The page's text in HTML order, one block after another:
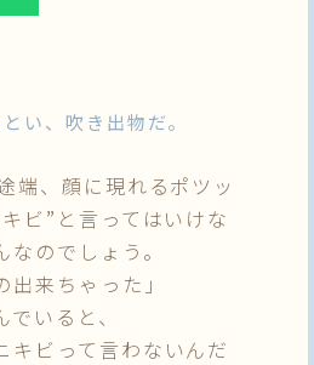
い、吹き出物だ。
端、顔に現れるポツッ
ビ”と言ってはいけな
のでしょう。
出来ちゃった」
いると、
キビって言わないんだ